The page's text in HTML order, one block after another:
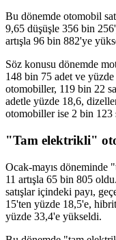
Bu dönemde otomobil
9,65 düşüşle 356 bin
artışla 96 bin 882'ye
Söz konusu dönemde
148 bin 75 adet ve
otomobiller, 119 bin 22
adetle yüzde 18,6,
otomobiller ise 2 bin 123
"Tam elektrikli"
Ocak-mayıs döneminde
11 artışla 65 bin 805
satışlar içindeki payı,
15'ten yüzde 18,5'e,
yüzde 33,4'e yükseldi.